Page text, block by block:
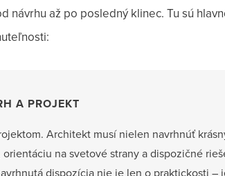
návrhu až po posledný klinec. Tu sú
A PROJEKT
Architekt musí nielen navrhnúť
na svetové strany a dispozičné